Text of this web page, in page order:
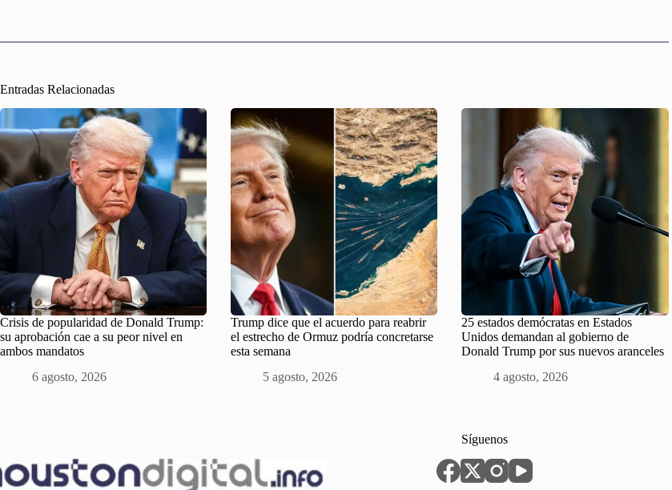
Entradas Relacionadas
Crisis de popularidad de Donald Trump:
su aprobación cae a su peor nivel en
ambos mandatos
6 agosto, 2026
Trump dice que el acuerdo para reabrir
el estrecho de Ormuz podría concretarse
esta semana
5 agosto, 2026
25 estados demócratas en Estados
Unidos demandan al gobierno de
Donald Trump por sus nuevos aranceles
4 agosto, 2026
Síguenos